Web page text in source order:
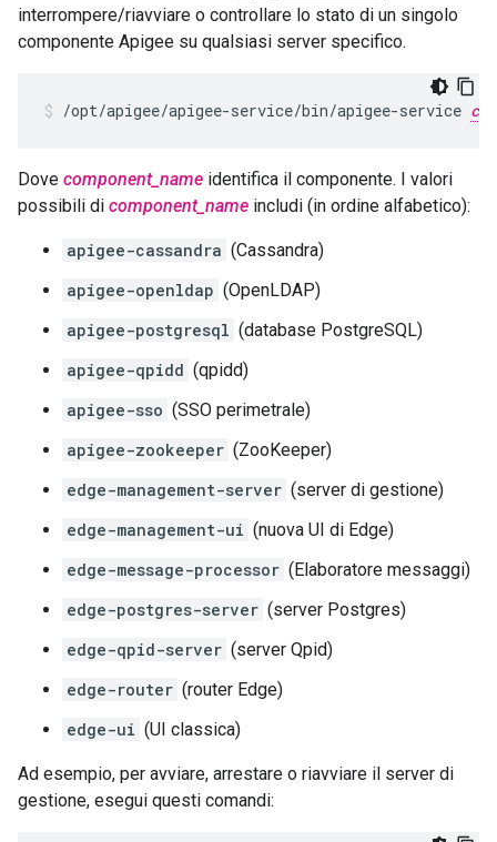
interrompere/riavviare o controllare lo stato di un singolo
componente Apigee su qualsiasi server specifico.
/opt/apigee/apigee-service/bin/apigee-service
Dove component_name identifica il componente. I valori
possibili di component_name includi (in ordine alfabetico):
apigee-cassandra (Cassandra)
apigee-openldap (OpenLDAP)
apigee-postgresql (database PostgreSQL)
apigee-qpidd (qpidd)
apigee-sso (SSO perimetrale)
apigee-zookeeper (ZooKeeper)
edge-management-server (server di gestione)
edge-management-ui (nuova UI di Edge)
edge-message-processor (Elaboratore messaggi)
edge-postgres-server (server Postgres)
edge-qpid-server (server Qpid)
edge-router (router Edge)
edge-ui (UI classica)
Ad esempio, per avviare, arrestare o riavviare il server di
gestione, esegui questi comandi: